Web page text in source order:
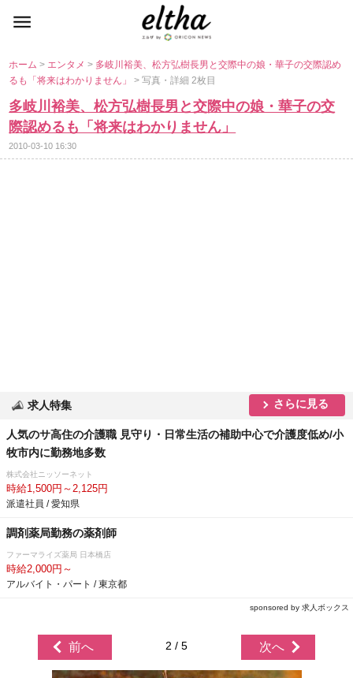
ホーム> エンタメ> 多岐川裕美、松方弘樹長男と交際中の娘・華子の交際認め
るも「将来はわかりません」> 写真・詳細 2枚目
多岐川裕美、松方弘樹長男と交際中の娘・華子の交
際認めるも「将来はわかりません」
2010-03-10 16:30
求人特集 さらに見る
人気のサ高住の介護職 見守り・日常生活の補助中心で介護度低め/小
牧市内に勤務地多数
株式会社ニッソーネット
時給1,500円～2,125円
派遣社員 / 愛知県
調剤薬局勤務の薬剤師
ファーマライズ薬局 日本橋店
時給2,000円～
アルバイト・パート / 東京都
sponsored by 求人ボックス
前へ 2 / 5 次へ